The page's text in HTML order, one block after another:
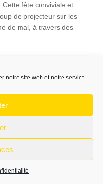
notre site web et notre service.
Cette fête conviviale et
de projecteur sur les
de mai, à travers des
d'Albi